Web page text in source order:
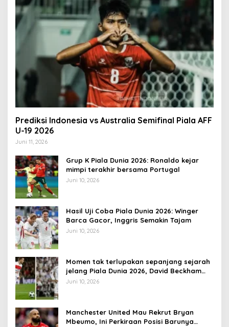
Prediksi Indonesia vs Australia Semifinal Piala AFF
U-19 2026
Juni 11, 2026
Grup K Piala Dunia 2026: Ronaldo kejar
mimpi terakhir bersama Portugal
Juni 10, 2026
Hasil Uji Coba Piala Dunia 2026: Winger
Barca Gacor, Inggris Semakin Tajam
Juni 10, 2026
Momen tak terlupakan sepanjang sejarah
jelang Piala Dunia 2026, David Beckham
pernah dapat kartu merah
Juni 10, 2026
Manchester United Mau Rekrut Bryan
Mbeumo, Ini Perkiraan Posisi Barunya